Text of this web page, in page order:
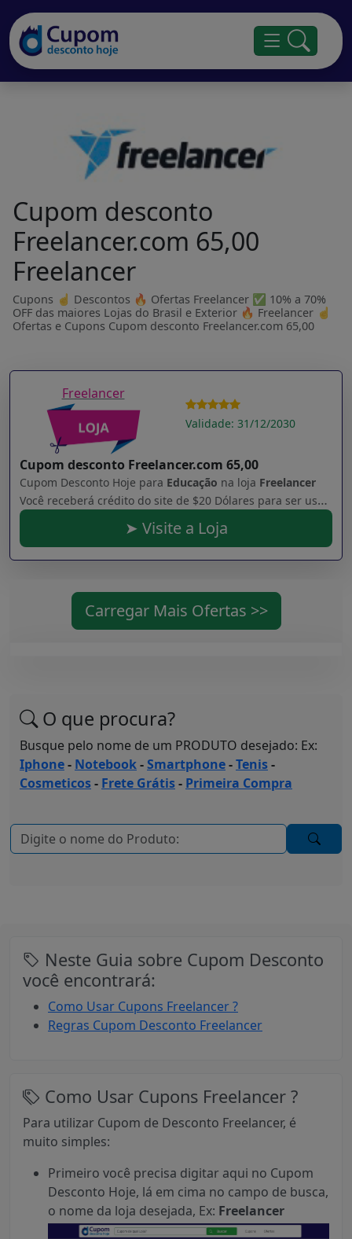
Cupom desconto
Freelancer.com 65,00
Freelancer
Cupons ☝ Descontos 🔥 Ofertas Freelancer ✅ 10% a 70%
OFF das maiores Lojas do Brasil e Exterior 🔥 Freelancer ☝
Ofertas e Cupons Cupom desconto Freelancer.com 65,00
Freelancer
Validade: 31/12/2030
Cupom desconto Freelancer.com 65,00
Cupom Desconto Hoje para Educação na loja Freelancer
Você receberá crédito do site de $20 Dólares para ser usado para finalidades específicas quando seu amigo liberar um pré-pagamento em relação a um novo projeto. Seu amigo irá receber um crédito do site de $20 Dólares para ser usado para finalidades específicas na abertura da sua nova conta e verificando seu método de pagamento. Essa oferta é sujeita aos termos e condições específicos no título "Dar e Obter Promoção". Esse crédito do site não é reembolsável em dinheiro.
➤ Visite a Loja
Carregar Mais Ofertas >>
O que procura?
Busque pelo nome de um PRODUTO desejado: Ex:
Iphone- Notebook-Smartphone-Tenis-
Cosmeticos- Frete Grátis- Primeira Compra
Neste Guia sobre Cupom Desconto
você encontrará:
Como Usar Cupons Freelancer ?
Regras Cupom Desconto Freelancer
Como Usar Cupons Freelancer ?
Para utilizar Cupom de Desconto Freelancer, é
muito simples:
Primeiro você precisa digitar aqui no Cupom
Desconto Hoje, lá em cima no campo de busca,
o nome da loja desejada, Ex: Freelancer